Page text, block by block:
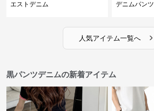
エストデニム
デニムパンツ
人気アイテム一覧へ ›
黒パンツデニムの新着アイテム